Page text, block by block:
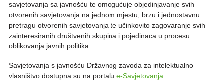
savjetovanja sa javnošću te omogućuje objedinjavanje svih
otvorenih savjetovanja na jednom mjestu, brzu i jednostavnu
pretragu otvorenih savjetovanja te učinkovito zagovaranje svih
zainteresiranih društvenih skupina i pojedinaca u procesu
oblikovanja javnih politika.
Savjetovanja s javnošću Državnog zavoda za intelektualno
vlasništvo dostupna su na portalu e-Savjetovanja